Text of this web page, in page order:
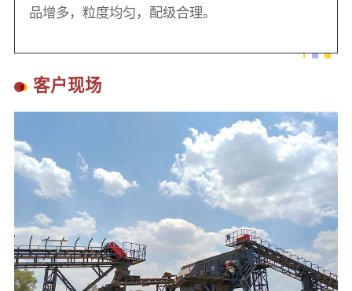
品增多，粒度均匀，配级合理。
客户现场